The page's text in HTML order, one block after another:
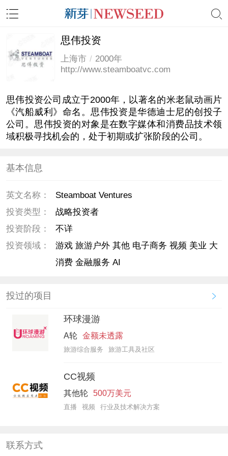
思伟投资
上海市 / 2000年
http://www.steamboatvc.com
思伟投资公司成立于2000年，以著名的米老鼠动画片
《汽船威利》命名。思伟投资是华德迪士尼的创投子
公司。思伟投资的对象是在数字媒体和消费品技术领
域积极寻找机会的，处于初期或扩张阶段的公司。
基本信息
英文名称：
Steamboat Ventures
投资类型：
战略投资者
投资阶段：
不详
投资领域：
游戏 旅游户外 其他 电子商务 视频 美业 大
消费 金融服务 AI
投过的项目
环球漫游
A轮 金额未透露
旅游综合服务 旅游工具及社区
CC视频
其他轮 500万美元
直播 视频 行业及技术解决方案
联系方式